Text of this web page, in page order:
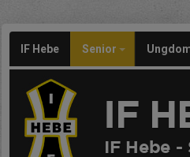
IF Hebe Senior
IF
IF Hebe